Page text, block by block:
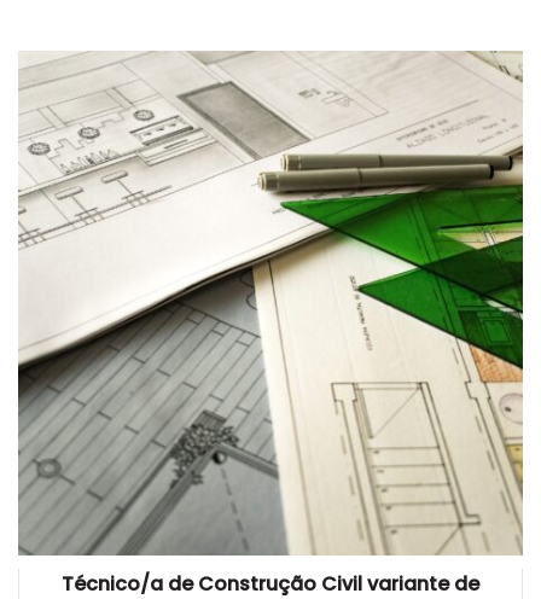
Técnico/a de Construção Civil variante de